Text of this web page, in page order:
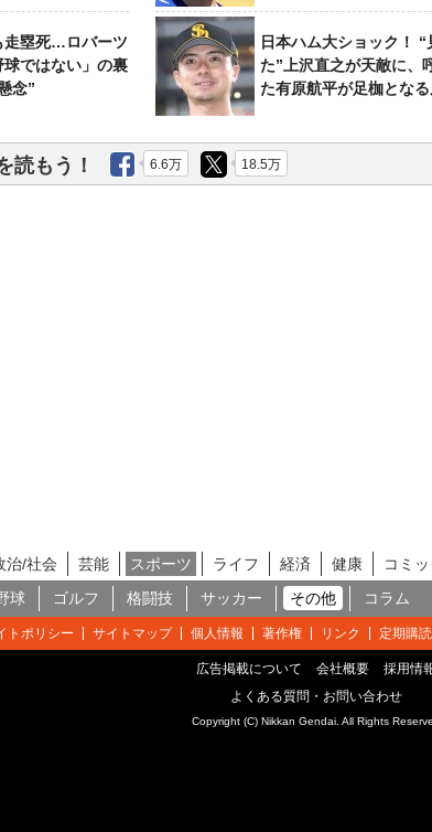
走塁死…ロバーツ
ではない」の裏
念”
日本ハム大ショック！ “
た”上沢直之が天敵に、
た有原航平が足枷とな
読もう！ 6.6万 18.5万
治/社会 芸能 スポーツ ライフ 経済 健康 コミッ
球
ゴルフ 格闘技 サッカー その他 コラム
トポリシー サイトマップ 個人情報 著作権 リンク 定期購
広告掲載について 会社概要
採用情
よくある質問・お問い合わせ
Copyright (C) Nikkan Gendai. All Rights